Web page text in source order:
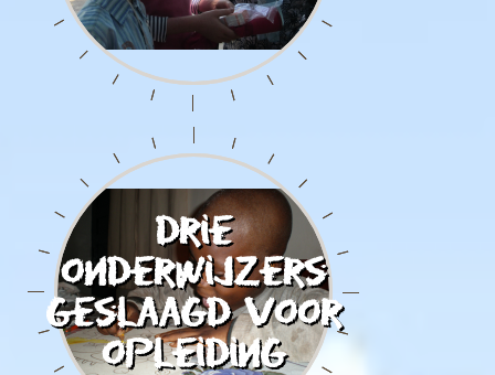
Drie
onderwijzers
geslaagd voor
opleiding